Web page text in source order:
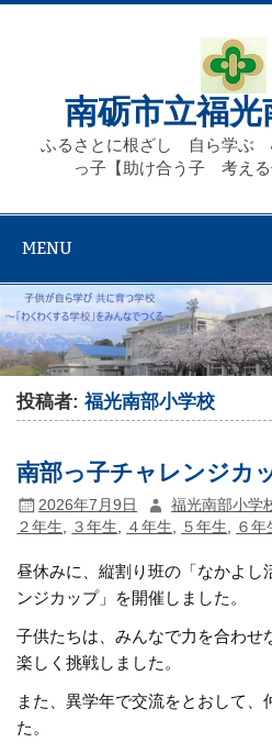
Skip
南砺市立福
ふるさとに根ざし 自ら学ぶ
っ子【助け合う子 考え
MENU
投稿者:福光南部小学校
南部っ子チャレンジカ
2026年7月9日 福光南部小学
２年生, ３年生, ４年生, ５年生, ６年
昼休みに、縦割り班の「なかよし
ンジカップ」を開催しました。
子供たちは、みんなで力を合わせ
楽しく挑戦しました。
また、異学年で交流をとおして、
た。